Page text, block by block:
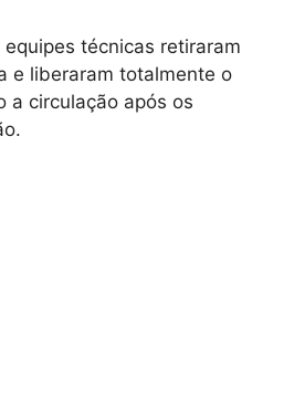
técnicas retiraram
e liberaram totalmente o
a circulação após os